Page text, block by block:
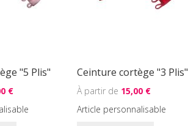
"5 Plis"
€
Ceinture cortège "3 Plis"
15,00 €
Article personnalisable